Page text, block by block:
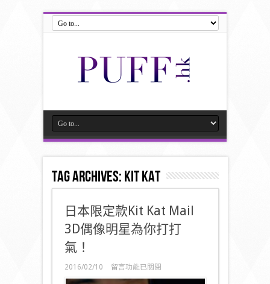
Tag Archives:Kit Kat
日本限定款Kit Kat Mail
3D偶像明星為你打打
氣！
2016/02/10
在
〈日
留言功能已關閉